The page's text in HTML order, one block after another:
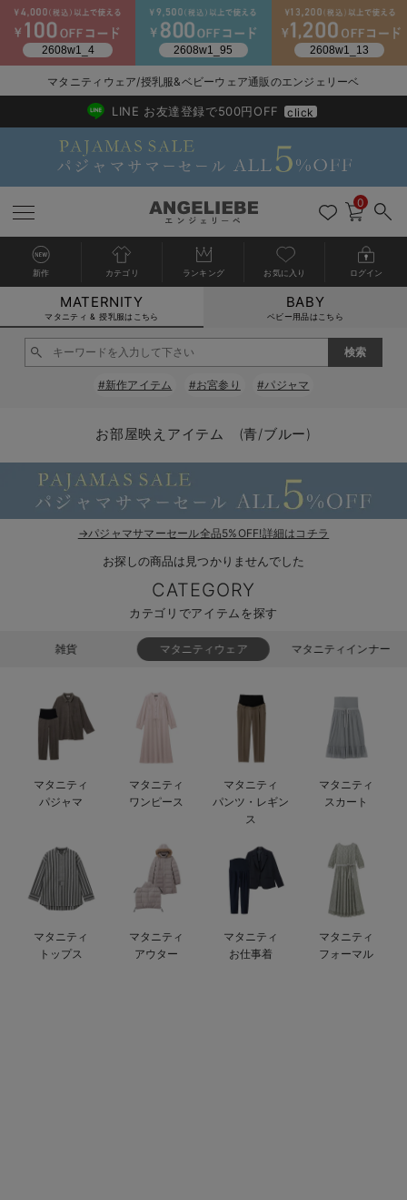
マタニティウェア全て
マタニティ ワンピース
マタニティ トップス
マタニティ アウター（コート）・ママコート
マタニティ 下着・インナー全て
授乳ブラ・マタニティブラ（マタニティインナー・産後用品）
マタニティ 授乳 キャミソール
産褥ショーツ
骨盤・マタニティベルト （妊娠中・産後）
マタニティ 腹巻き
授乳服全て
マタニティ フォーマル全て
マタニティ スーツ
マタニティ フォーマル パンツ・ボトムス
授乳用品全て
妊婦用 抱き枕・授乳クッション
マタニティレッグウェア全て
マタニティストッキング・タイツ
マタニティ ボディケア全て
アウトレット全て
【アウトレット】ワンピース
【アウトレット】パジャマ
【アウトレット】インナー
【アウトレット】ベビー
特集全て
コットン素材
ブラトップ
快適機能ウェア特集 トップス
快適機能ウェア特集 ボトムス
快適機能ウェア特集 パジャマ
安心の日本製。先輩ママが買ってよかった！本当に必要な出産準備品
ハレの日に着るANGELIEBEのセレモニー
買って正解！高評価レビューアイテム
再入荷全て
再入荷｜インナー
戻る
送料無料アイテム全て
ワンピース
スカート
パジャマ
インナー
ベビー
戻る
ブラキャミ おまとめ
MAX55%OFF ブラックフ
戻る
【37周年祭セール】
【37周年祭セール】
戻る
気温差別オススメア
【15℃】3月下旬～
戻る
動きやすく着回しで
戻る
強撚スムース(コスパ
戻る
マタニティウェア
【おまとめ割】パジ
戻る
こだわりの履き心地
カジュアル
オフィス
戻る
ジャケット派
きれいめ美脚パンツ派
ツィード派
王道シンプル派
戻る
出産準備応援割全て
マタニティパジャマ
戻る
【オフィスカジュア
戻る
レギンスタイプ
戻る
【フォーマル】ワン
戻る
【ベビー】長袖
戻る
ハンカチ
短肌着
セット
戻る
快適ウェア10%OFF
快適ウェア10%OFF
戻る
春のマタニティワン
セットアップ・ レイ
ジャンパースカート/
ワーク・オフィス
カジュアル
あったかアイテム｜
戻る
Gift Selection 出産
〜3,000円（税込）
10,001円（税込）〜
女の子におススメの
男の子におススメの
もらって嬉しいギフト
何枚あっても嬉しい
長く使えるアイテム
お部屋映えアイテム
戻る
冬の冷え対策インナ
薄くてあったか
保温&リカバリー
レギンス・タイツ
カップ付きインナー
裏起毛素材
戻る
入院準備の持ち物チ
入院してすぐ使うグ
戻る
冬のあったか特集全て
【冬のあったか特集
【冬のあったか特集
マタニティウェア/授乳服&ベビーウェア通販のエンジェリーベ
2026/NewArrival
送料495円(一部地域を除く) 7,700円以上で送料無料
LINE お友達登録で500円OFF click
0
新作 カテゴリ ランキング お気に入り ログイン
MATERNITY
マタニティ & 授乳服はこちら
BABY
ベビー用品はこちら
#新作アイテム #お宮参り #パジャマ
お部屋映えアイテム (青/ブルー)
→パジャマサマーセール全品5%OFF!詳細はコチラ
お探しの商品は見つかりませんでした
CATEGORY
カテゴリでアイテムを探す
雑貨 マタニティウェア マタニティインナー
マタニティ
パジャマ
マタニティ
ワンピース
マタニティ
パンツ・レギン
ス
マタニティ
スカート
マタニティ
トップス
マタニティ
アウター
マタニティ
お仕事着
マタニティ
フォーマル
カートに入れる
閉じる